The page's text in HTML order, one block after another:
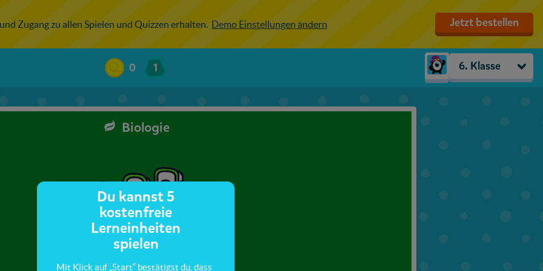
Zugang zu allen Spielen und Quizzen erhalten. Demo Einstellungen ändern Jetzt bestellen
0 1 6. Klasse
Biologie
Du kannst 5
kostenfreie
Lerneinheiten
spielen
Mit Klick auf „Start“ bestätigst du, dass